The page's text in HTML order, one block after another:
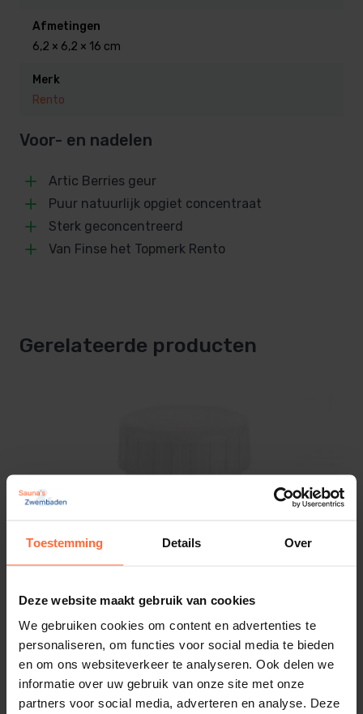
Toestemming Details Over
Deze website maakt gebruik van cookies
We gebruiken cookies om content en advertenties te
personaliseren, om functies voor social media te bieden
en om ons websiteverkeer te analyseren. Ook delen we
informatie over uw gebruik van onze site met onze
partners voor social media, adverteren en analyse. Deze
leverbaar en snel in huis.
Afmetingen
6,2 × 6,2 × 16 cm
Merk
Rento
Voor- en nadelen
Artic Berries geur
Puur natuurlijk opgiet concentraat
Sterk geconcentreerd
Van Finse het Topmerk Rento
Gerelateerde producten